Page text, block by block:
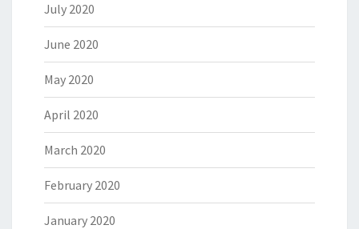
July 2020
June 2020
May 2020
April 2020
March 2020
February 2020
January 2020